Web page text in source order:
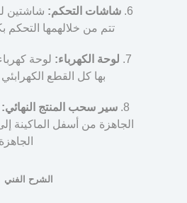
شاشات التحكم: شاشتين
تتم من خلالهمها التحكم
لوحة الكهرباء: لوحة
بها كل القطع
سير سحب المنتج النهائي:
الجاهزة من أسفل الماكينة
الشرح الفني